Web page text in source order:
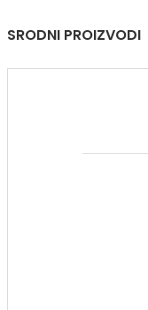
SRODNI PROIZVODI